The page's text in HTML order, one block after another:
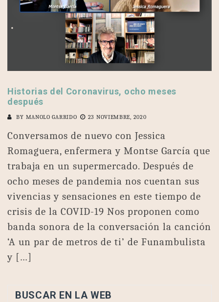
Historias del Coronavirus, ocho meses
después
BY MANOLO GARRIDO 23 NOVIEMBRE, 2020
Conversamos de nuevo con Jessica
Romaguera, enfermera y Montse García que
trabaja en un supermercado. Después de
ocho meses de pandemia nos cuentan sus
vivencias y sensaciones en este tiempo de
crisis de la COVID-19 Nos proponen como
banda sonora de la conversación la canción
‘A un par de metros de ti’ de Funambulista
y […]
BUSCAR EN LA WEB